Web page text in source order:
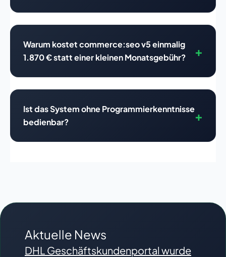
Warum kostet commerce:seo v5 einmalig
1.870 € statt einer kleinen Monatsgebühr?
Ist das System ohne Programmierkenntnisse
bedienbar?
Aktuelle News
DHL Geschäftskundenportal wurde